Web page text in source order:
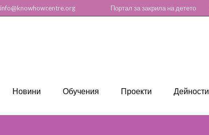
info@knowhowcentre.org Портал за закрила на детето
Новини Обучения Проекти Дейности